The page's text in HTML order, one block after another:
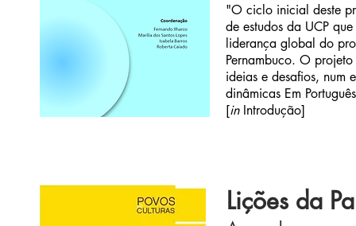
"O ciclo inicial deste
de estudos da UCP
liderança global do
Pernambuco. O
ideias e desafios, num
dinâmicas Em
[inIntrodução]
Lições da